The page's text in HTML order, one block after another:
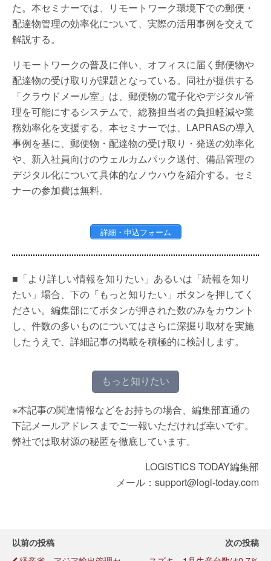
た。本セミナーでは、リモートワーク環境下での郵便・
配達物管理の効率化について、実際の活用事例を交えて
解説する。
リモートワークの普及に伴い、オフィスに届く郵便物や
配達物の受け取りが課題となっている。同社が提供する
「クラウドメール室」は、郵便物の電子化やデジタル管
理を可能にするシステムで、総務担当者の負担軽減や業
務効率化を支援する。本セミナーでは、LAPRASの導入
事例を基に、郵便物・配達物の受け取り・発送の効率化
や、新入社員向けのウェルカムパック送付、備品管理の
デジタル化について具体的なノウハウを紹介する。セミ
ナーの参加費は無料。
詳細・申込フォーム
■「より詳しい情報を知りたい」あるいは「続報を知り
たい」場合、下の「もっと知りたい」ボタンを押してく
ださい。編集部にてボタンが押された数のみをカウント
し、件数の多いものについてはさらに深掘り取材を実施
したうえで、詳細記事の掲載を積極的に検討します。
もっと知りたい
※本記事の関連情報などをお持ちの場合、編集部直通の
下記メールアドレスまでご一報いただければ幸いです。
弊社では取材源の秘匿を徹底しています。
LOGISTICS TODAY編集部
メール：support@logi-today.com
以前の投稿 次の投稿